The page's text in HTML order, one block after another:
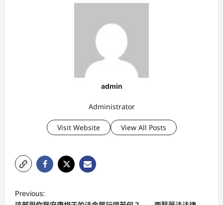
admin
Administrator
Visit Website View All Posts
Previous: